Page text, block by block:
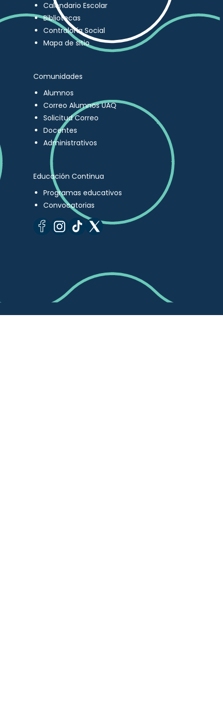
Calendario Escolar
Bibliotecas
Contraloría Social
Mapa de sitio
Comunidades
Alumnos
Correo Alumnos UAQ
Solicitud Correo
Docentes
Administrativos
Educación Continua
Programas educativos
Convocatorias